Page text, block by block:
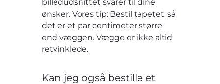
billedudsnittet svarer til dine
ønsker. Vores tip: Bestil tapetet, så
det er et par centimeter større
end væggen. Vægge er ikke altid
retvinklede.
Kan jeg også bestille et